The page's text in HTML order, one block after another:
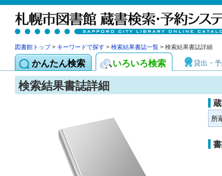
図書館トップ> キーワードで探す > 検索結果書誌一覧 > 検索結果書誌詳細
かんたん検索 いろいろ検索 貸出・
検索結果書誌詳細
所